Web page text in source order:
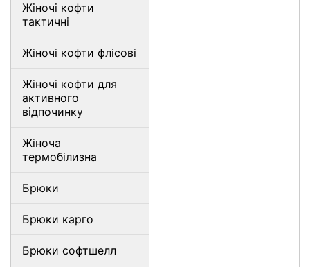
Жіночі кофти
тактичні
Жіночі кофти флісові
Жіночі кофти для
активного
відпочинку
Жіноча
термобілизна
Брюки
Брюки карго
Брюки софтшелл